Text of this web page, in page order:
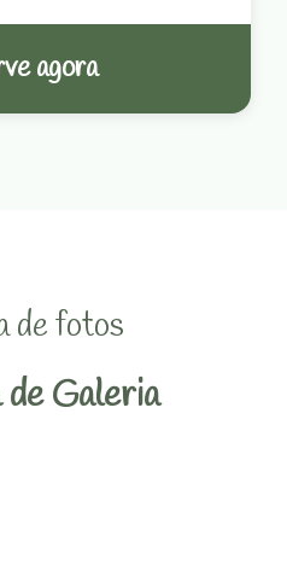
agora
de fotos